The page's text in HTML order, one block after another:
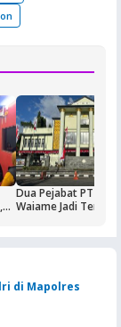
Dua Pejabat PT Dok
Waiame Jadi
di Mapolres